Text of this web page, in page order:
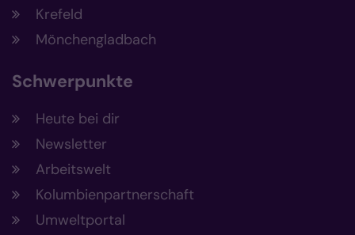
Krefeld
Mönchengladbach
Schwerpunkte
Heute bei dir
Newsletter
Arbeitswelt
Kolumbienpartnerschaft
Umweltportal